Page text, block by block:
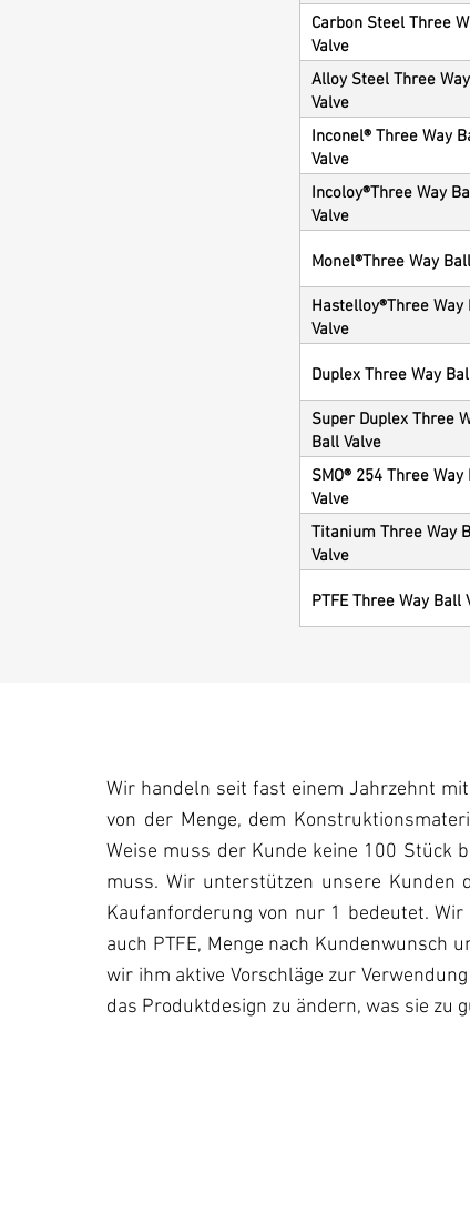
Carbon Steel Three
Valve
Alloy Steel Three
Valve
Inconel® Three Way
Valve
Incoloy®Three Way
Valve
Monel®Three Way
Hastelloy®Three Way
Valve
Duplex Three Way
Super Duplex Three
Ball Valve
SMO® 254 Three
Valve
Titanium Three Way
Valve
PTFE Three Way Ball
Wir handeln seit fast einem Jahrzehnt
von der Menge, dem
Weise muss der Kunde keine 100 Stück
muss. Wir unterstützen unsere Kunden
Kaufanforderung von nur 1 bedeutet.
auch PTFE, Menge nach Kundenwunsch
wir ihm aktive Vorschläge zur
das Produktdesign zu ändern, was sie zu